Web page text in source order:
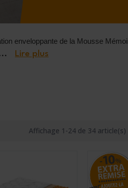
enveloppante de la Mousse
Lire plus
Affichage 1-24 de 34 article(s)